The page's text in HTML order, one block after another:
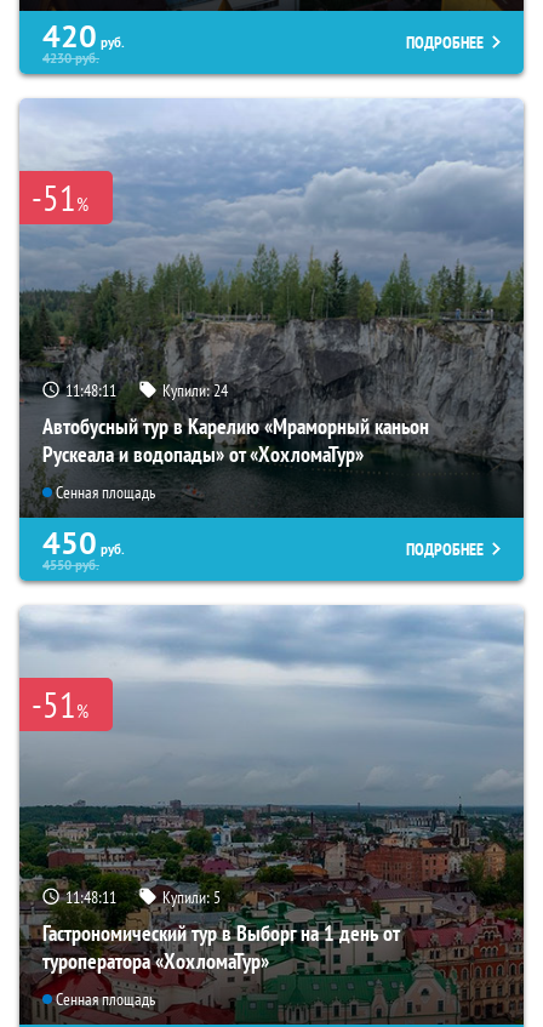
420 руб.
4230руб.
ПОДРОБНЕЕ
-51%
11:48:09 Купили:24
Автобусный тур в Карелию «Мраморный каньон
Рускеала и водопады» от «ХохломаТур»
Сенная площадь
450 руб.
4550руб.
ПОДРОБНЕЕ
-51%
11:48:09 Купили:5
Гастрономический тур в Выборг на 1 день от
туроператора «ХохломаТур»
Сенная площадь